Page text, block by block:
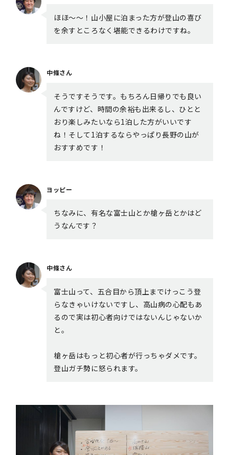
ほほ～～！山小屋に泊まった方が登山の喜び
を余すところなく堪能できるわけですね。
中條さん
そうですそうです。もちろん日帰りでも良い
んですけど、時間の余裕も出来るし、ひとと
おり楽しみたいなら1泊した方がいいです
ね！そして1泊するならやっぱり長野の山が
おすすめです！
ヨッピー
ちなみに、有名な富士山とか槍ヶ岳とかはど
うなんです？
中條さん
富士山って、五合目から頂上までけっこう登
らなきゃいけないですし、高山病の心配もあ
るので実は初心者向けではないんじゃないか
と。
槍ヶ岳はもっと初心者が行っちゃダメです。
登山ガチ勢に怒られます。